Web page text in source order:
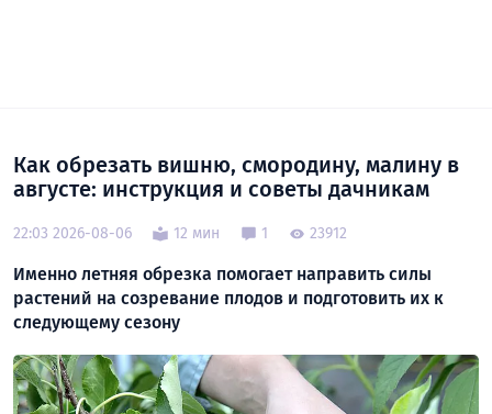
Как обрезать вишню, смородину, малину в
августе: инструкция и советы дачникам
22:03 2026-08-06 12 мин 1 23912
Именно летняя обрезка помогает направить силы
растений на созревание плодов и подготовить их к
следующему сезону